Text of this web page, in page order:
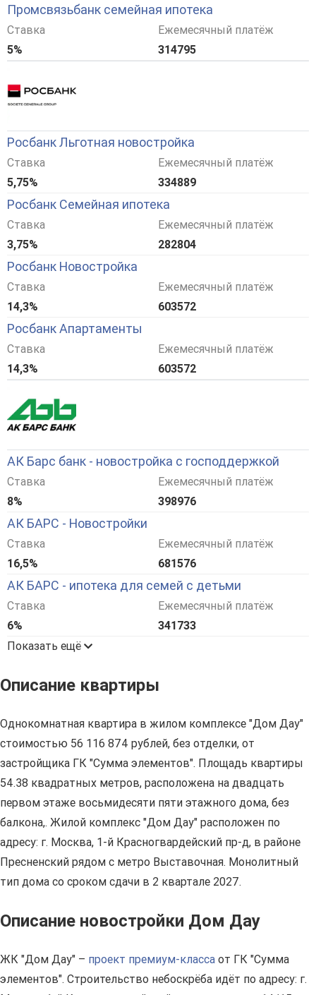
Промсвязьбанк семейная ипотека
Ставка
5%
Ежемесячный платёж
314795
Росбанк Льготная новостройка
Ставка
5,75%
Ежемесячный платёж
334889
Росбанк Семейная ипотека
Ставка
3,75%
Ежемесячный платёж
282804
Росбанк Новостройка
Ставка
14,3%
Ежемесячный платёж
603572
Росбанк Апартаменты
Ставка
14,3%
Ежемесячный платёж
603572
АК Барс банк - новостройка с господдержкой
Ставка
8%
Ежемесячный платёж
398976
АК БАРС - Новостройки
Ставка
16,5%
Ежемесячный платёж
681576
АК БАРС - ипотека для семей с детьми
Ставка
6%
Ежемесячный платёж
341733
Показать ещё
Описание квартиры
Однокомнатная квартира в жилом комплексе "Дом Дау"
стоимостью 56 116 874 рублей, без отделки, от
застройщика ГК "Сумма элементов". Площадь квартиры
54.38 квадратных метров, расположена на двадцать
первом этаже восьмидесяти пяти этажного дома, без
балкона,. Жилой комплекс "Дом Дау" расположен по
адресу: г. Москва, 1-й Красногвардейский пр-д, в районе
Пресненский рядом с метро Выставочная. Монолитный
тип дома со сроком сдачи в 2 квартале 2027.
Описание новостройки Дом Дау
ЖК "Дом Дау" – проект премиум-класса от ГК "Сумма
элементов". Строительство небоскрёба идёт по адресу: г.